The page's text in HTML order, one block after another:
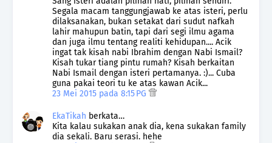
Segala macam tanggungjawab ke atas isteri, perlu
dilaksanakan, bukan setakat dari sudut nafkah
lahir mahupun batin, tapi dari segi ilmu agama
dan juga ilmu tentang realiti kehidupan.... Acik
ingat tak kisah nabi Ibrahim dengan Nabi Ismail?
Kisah tukar tiang pintu rumah? Kisah berkaitan
Nabi Ismail dengan isteri pertamanya. :)... Cuba
guna pakai teori tu ke atas kawan Acik...
23 Mei 2015 pada 8:15 PG
EkaTikah berkata…
Kita kalau sukakan anak dia, kena sukakan family
dia sekali. Baru serasi. hehe